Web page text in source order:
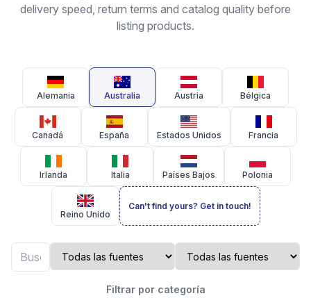
delivery speed, return terms and catalog quality before
listing products.
Alemania Australia Austria Bélgica
Canadá España Estados Unidos Francia
Irlanda Italia Países Bajos Polonia
Reino Unido
Can't find yours? Get in touch!
Filtrar por categoría